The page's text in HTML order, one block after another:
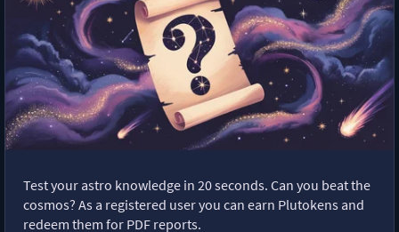
Test your astro knowledge in 20 seconds. Can you beat the
cosmos? As a registered user you can earn Plutokens and
redeem them for PDF reports.